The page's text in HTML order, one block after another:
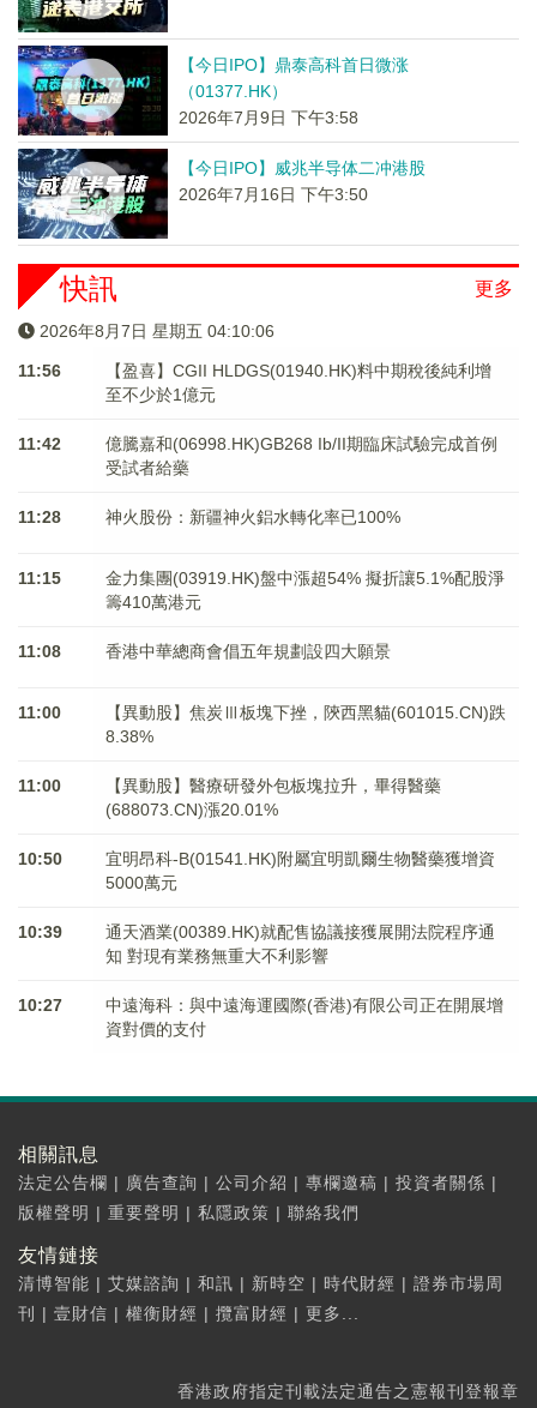
【今日IPO】鼎泰高科首日微涨
（01377.HK）
2026年7月9日 下午3:58
【今日IPO】威兆半导体二冲港股
2026年7月16日 下午3:50
更多
快訊
2026年8月7日 星期五 04:10:06
11:56
【盈喜】CGII HLDGS(01940.HK)料中期稅後純利增
至不少於1億元
11:42
億騰嘉和(06998.HK)GB268 Ib/II期臨床試驗完成首例
受試者給藥
11:28 神火股份：新疆神火鋁水轉化率已100%
11:15
金力集團(03919.HK)盤中漲超54% 擬折讓5.1%配股淨
籌410萬港元
11:08 香港中華總商會倡五年規劃設四大願景
11:00
【異動股】焦炭Ⅲ板塊下挫，陝西黑貓(601015.CN)跌
8.38%
11:00
【異動股】醫療研發外包板塊拉升，畢得醫藥
(688073.CN)漲20.01%
10:50
宜明昂科-B(01541.HK)附屬宜明凱爾生物醫藥獲增資
5000萬元
10:39
通天酒業(00389.HK)就配售協議接獲展開法院程序通
知 對現有業務無重大不利影響
10:27
中遠海科：與中遠海運國際(香港)有限公司正在開展增
資對價的支付
相關訊息
法定公告欄 | 廣告查詢 | 公司介紹 | 專欄邀稿 | 投資者關係 |
版權聲明 | 重要聲明 | 私隱政策 | 聯絡我們
友情鏈接
清博智能 | 艾媒諮詢 | 和訊 | 新時空 | 時代財經 | 證券市場周
刊
| 壹財信 | 權衡財經 | 攬富財經 | 更多...
香港政府指定刊載法定通告之憲報刊登報章